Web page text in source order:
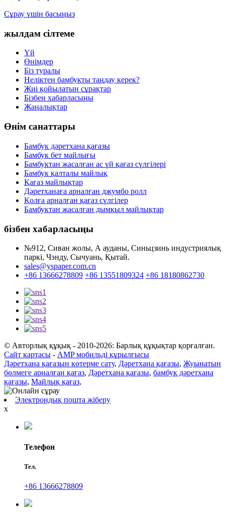
Сұрау үшін басыңыз
жылдам сілтеме
Үй
Өнімдер
Біз туралы
Неліктен бамбукты таңдау керек?
Жиі қойылатын сұрақтар
Бізбен хабарласыңы
Жаңалықтар
Өнім санаттары
Бамбук дәретхана қағазы
Бамбук бет майлығы
Бамбуктан жасалған ас үй қағаз сүлгілері
Бамбук қалталы майлық
Қағаз майлықтар
Дәретханаға арналған джумбо ролл
Қолға арналған қағаз сүлгілер
Бамбуктан жасалған дымқыл майлықтар
бізбен хабарласыңы
№912, Сиван жолы, А ауданы, Синьцзинь индустриялық
паркі, Чэнду, Сычуань, Қытай.
sales@yspaper.com.cn
+86 13666278809 +86 13551809324 +86 18180862730
© Авторлық құқық - 2010-2026: Барлық құқықтар қорғалған.
Сайт картасы - AMP мобильді құрылғысы
Дәретхана қағазын көтерме сату, Дәретхана қағазы, Жуынатын
бөлмеге арналған қағаз, Дәретхана қағазы, бамбук дәретхана
қағазы, Майлық қағаз,
Электрондық пошта жіберу
x
Телефон
Тел.
+86 13666278809